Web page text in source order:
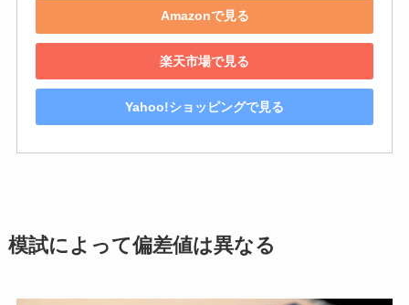
Amazonで見る
楽天市場で見る
Yahoo!ショッピングで見る
模試によって偏差値は異なる